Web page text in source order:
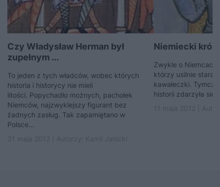
Czy Władysław Herman był
zupełnym ...
To jeden z tych władców, wobec których
historia i historycy nie mieli
litości. Popychadło możnych, pachołek
Niemców, najzwyklejszy figurant bez
żadnych zasług. Tak zapamiętano w
Polsce...
Niemiecki król,
Zwykle o Niemcach
którzy usilnie starali
kawałeczki.
historii zdarzyła się